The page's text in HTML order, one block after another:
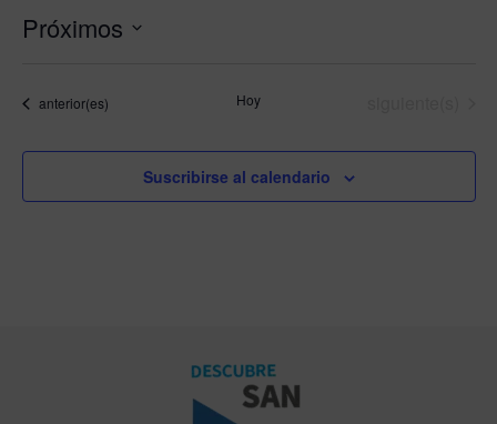
Próximos
fecha.
Eventos
anterior(es) Hoy
Suscribirse al calendario